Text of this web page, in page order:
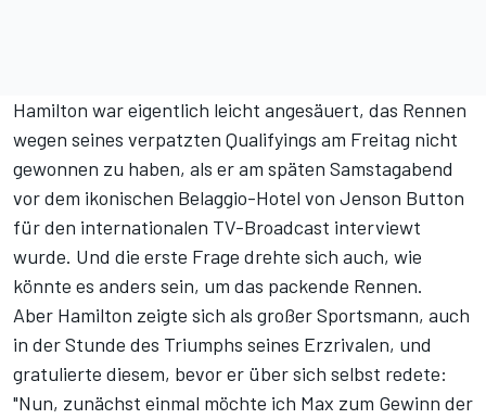
Hamilton war eigentlich leicht angesäuert, das Rennen
wegen seines verpatzten Qualifyings am Freitag nicht
gewonnen zu haben, als er am späten Samstagabend
vor dem ikonischen Belaggio-Hotel von Jenson Button
für den internationalen TV-Broadcast interviewt
wurde. Und die erste Frage drehte sich auch, wie
könnte es anders sein, um das packende Rennen.
Aber Hamilton zeigte sich als großer Sportsmann, auch
in der Stunde des Triumphs seines Erzrivalen, und
gratulierte diesem, bevor er über sich selbst redete:
"Nun, zunächst einmal möchte ich Max zum Gewinn der